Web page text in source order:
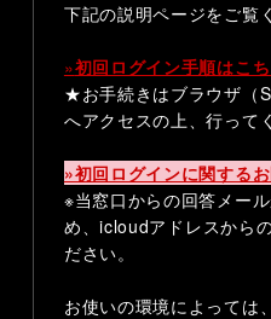
下記の説明ページをご覧
»初回ログイン手順はこ
★お手続きはブラウザ（
へアクセスの上、行って
»初回ログインに関する
※当窓口からの回答メー
め、icloudアドレスから
ださい。
お使いの環境によっては